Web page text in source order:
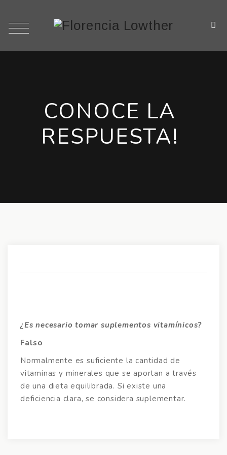
CONOCE LA
RESPUESTA!
¿Es necesario tomar suplementos vitamínicos?
Falso
Normalmente es suficiente la cantidad de
vitaminas y minerales que se aportan a través
de una dieta equilibrada. Si existe una
deficiencia clara, se considera suplementar.